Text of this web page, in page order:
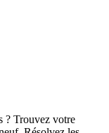
? Trouvez votre